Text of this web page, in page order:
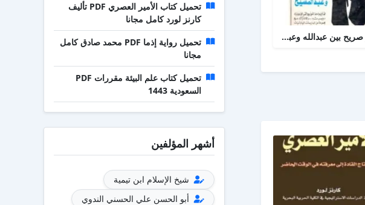
حوار صريح بين عبدالله وعبدالمسيح
تحميل كتاب الأمير العصري PDF تأليف
كارنز لورد كامل مجانا
تحميل رواية إذما PDF محمد صادق كامل
مجانا
تحميل كتاب علم البيئة مقررات PDF
السعودية 1443
أشهر المؤلفين
شيخ الإسلام ابن تيمية
أبو الحسن علي الحسني الندوي